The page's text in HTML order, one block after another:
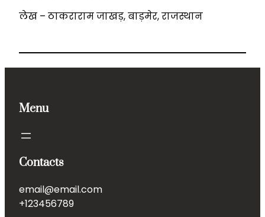
लेख – ठाकराराम जाखड़, बाड़मेर, राजस्थान
Menu
Contacts
email@email.com
+123456789